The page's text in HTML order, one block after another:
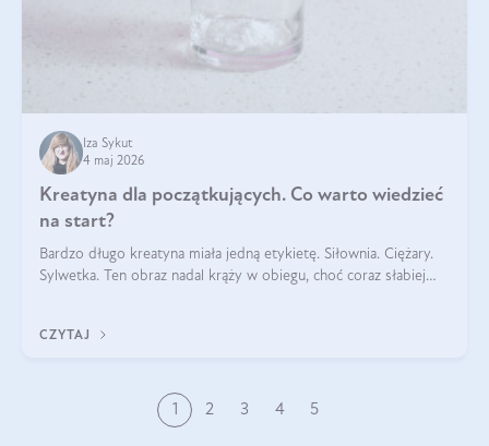
Iza Sykut
4 maj 2026
Kreatyna dla początkujących. Co warto wiedzieć
na start?
Bardzo długo kreatyna miała jedną etykietę. Siłownia. Ciężary.
Sylwetka. Ten obraz nadal krąży w obiegu, choć coraz słabiej
składnikiem obec
CZYTAJ
1 2 3 4 5